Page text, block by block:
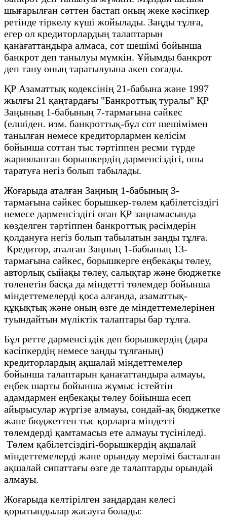
шығарылған сәттен бастап оның жеке кәсіпкер
ретінде тіркелу күші жойылады. Заңды тұлға,
егер ол кредиторлардың талаптарын
қанағаттандыра алмаса, сот шешімі бойынша
банкрот деп танылуы мүмкін. Ұйымды банкрот
деп тану оның таратылуына әкеп соғады.
ҚР Азаматтық кодексінің 21-бабына және 1997
жылғы 21 қаңтардағы "Банкроттық туралы" ҚР
Заңының 1-бабының 7-тармағына сәйкес
(елшіден. изм. банкроттық-бұл сот шешімімен
танылған немесе кредиторлармен келісім
бойынша соттан тыс тәртіппен ресми түрде
жарияланған борышкердің дәрменсіздігі, оны
таратуға негіз болып табылады.
Жоғарыда аталған Заңның 1-бабының 3-
тармағына сәйкес борышкер-төлем қабілетсіздігі
немесе дәрменсіздігі оған ҚР заңнамасында
көзделген тәртіппен банкроттық рәсімдерін
қолдануға негіз болып табылатын заңды тұлға.
Кредитор, аталған Заңның 1-бабының 13-
тармағына сәйкес, борышкерге еңбекақы төлеу,
авторлық сыйақы төлеу, салықтар және бюджетке
төленетін басқа да міндетті төлемдер бойынша
міндеттемелерді қоса алғанда, азаматтық-
құқықтық және оның өзге де міндеттемелерінен
туындайтын мүліктік талаптары бар тұлға.
Бұл ретте дәрменсіздік деп борышкердің (дара
кәсіпкердің немесе заңды тұлғаның)
кредиторлардың ақшалай міндеттемелер
бойынша талаптарын қанағаттандыра алмауы,
еңбек шарты бойынша жұмыс істейтін
адамдармен еңбекақы төлеу бойынша есеп
айырысулар жүргізе алмауы, сондай-ақ бюджетке
және бюджеттен тыс қорларға міндетті
төлемдерді қамтамасыз ете алмауы түсініледі.
Төлем қабілетсіздігі-борышкердің ақшалай
міндеттемелерді және орындау мерзімі басталған
ақшалай сипаттағы өзге де талаптарды орындай
алмауы.
Жоғарыда келтірілген заңдардан келесі
қорытындылар жасауға болады: